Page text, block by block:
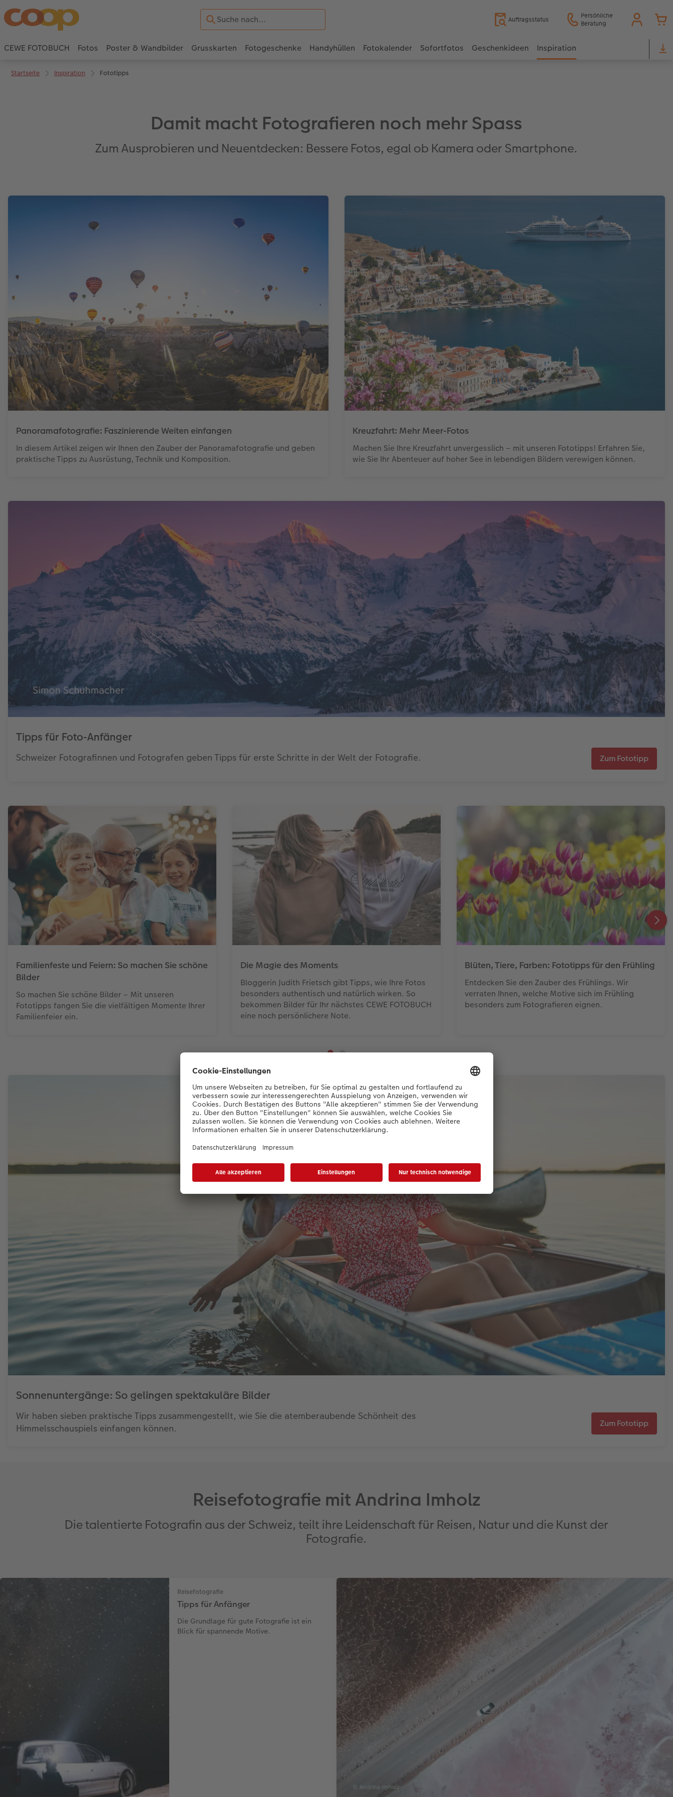
Auftragsstatus
Persönliche
Beratung
CEWE FOTOBUCH Fotos Poster & Wandbilder Grusskarten Fotogeschenke Handyhüllen Fotokalender Sofortfotos Geschenkideen Inspiration
Startseite Inspiration Fototipps
Damit macht Fotografieren noch mehr Spass
Zum Ausprobieren und Neuentdecken: Bessere Fotos, egal ob Kamera oder Smartphone.
Panoramafotografie: Faszinierende Weiten einfangen
In diesem Artikel zeigen wir Ihnen den Zauber der Panoramafotografie und geben
praktische Tipps zu Ausrüstung, Technik und Komposition.
Kreuzfahrt: Mehr Meer-Fotos
Machen Sie Ihre Kreuzfahrt unvergesslich – mit unseren Fototipps! Erfahren Sie,
wie Sie Ihr Abenteuer auf hoher See in lebendigen Bildern verewigen können.
Tipps für Foto-Anfänger
Schweizer Fotografinnen und Fotografen geben Tipps für erste Schritte in der Welt der Fotografie. Zum Fototipp
Familienfeste und Feiern: So machen Sie schöne
Bilder
So machen Sie schöne Bilder – Mit unseren
Fototipps fangen Sie die vielfältigen Momente Ihrer
Familienfeier ein.
Die Magie des Moments
Bloggerin Judith Frietsch gibt Tipps, wie Ihre Fotos
besonders authentisch und natürlich wirken. So
bekommen Bilder für Ihr nächstes CEWE FOTOBUCH
eine noch persönlichere Note.
Blüten, Tiere, Farben: Fototipps für den Frühling
Entdecken Sie den Zauber des Frühlings. Wir
verraten Ihnen, welche Motive sich im Frühling
besonders zum Fotografieren eignen.
Sonnenuntergänge: So gelingen spektakuläre Bilder
Wir haben sieben praktische Tipps zusammengestellt, wie Sie die atemberaubende Schönheit des
Himmelsschauspiels einfangen können.
Zum Fototipp
Reisefotografie mit Andrina Imholz
Die talentierte Fotografin aus der Schweiz, teilt ihre Leidenschaft für Reisen, Natur und die Kunst der
Fotografie.
Reisefotografie
Tipps für Anfänger
Die Grundlage für gute Fotografie ist ein
Blick für spannende Motive.